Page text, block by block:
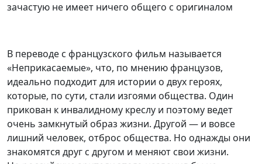
В переводе с французского фильм называется
«Неприкасаемые», что, по мнению французов,
идеально подходит для истории о двух героях,
которые, по сути, стали изгоями общества. Один
прикован к инвалидному креслу и поэтому ведет
очень замкнутый образ жизни. Другой — и вовсе
лишний человек, отброс общества. Но однажды они
знакомятся друг с другом и меняют свои жизни.